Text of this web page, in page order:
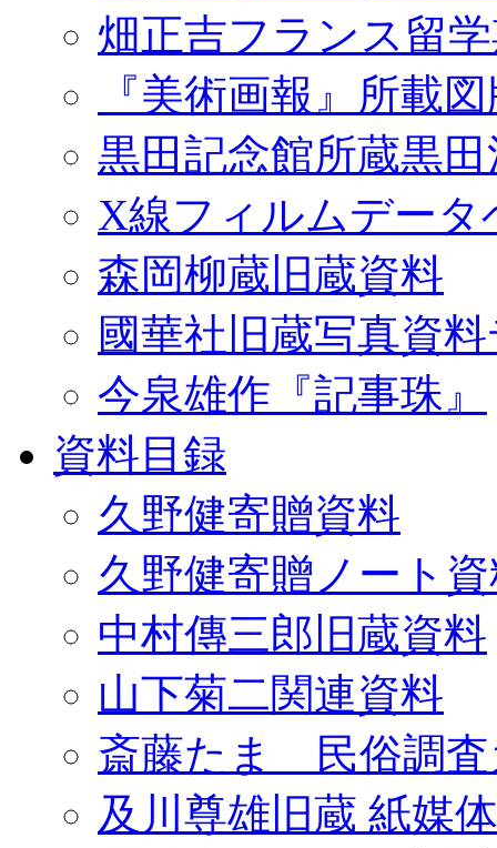
畑正吉フランス留
『美術画報』所載
黒田記念館所蔵黒
X線フィルムデータ
森岡柳蔵旧蔵資料
國華社旧蔵写真資
今泉雄作『記事珠』
資料目録
久野健寄贈資料
久野健寄贈ノート
中村傳三郎旧蔵資料
山下菊二関連資料
斎藤たま 民俗調査
及川尊雄旧蔵 紙媒